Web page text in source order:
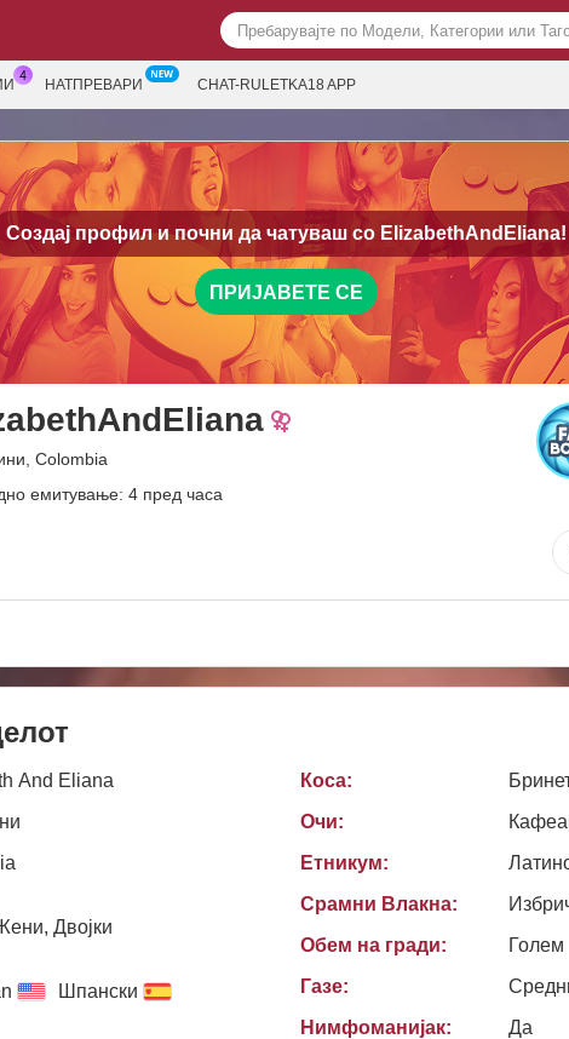
НАТПРЕВАРИ CHAT-RULETKA18 APP
Создај профил и почни да чатуваш со ElizabethAndEliana!
ПРИЈАВЕТЕ СЕ
Colombia
емитување: 4 пред часа
And Eliana
Двојки
Шпански
Коса:
Очи:
Етникум:
Срамни Влакна:
Обем на гради:
Голем
Газе:
Нимфоманијак:
Да